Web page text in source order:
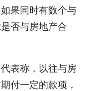
果同时有数个与
否与房地产合
表称，以往与房
付一定的款项，